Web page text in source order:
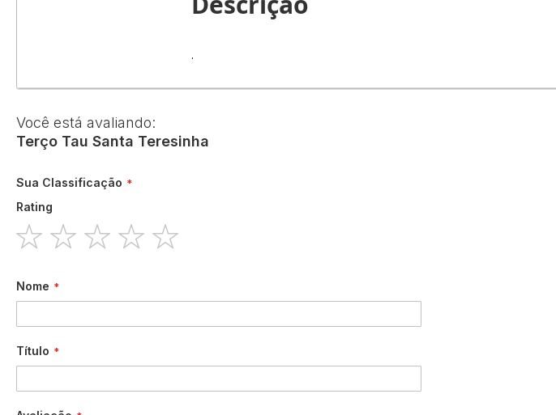
.
Você está avaliando:
Terço Tau Santa Teresinha
Sua Classificação
Rating
Nome
Título